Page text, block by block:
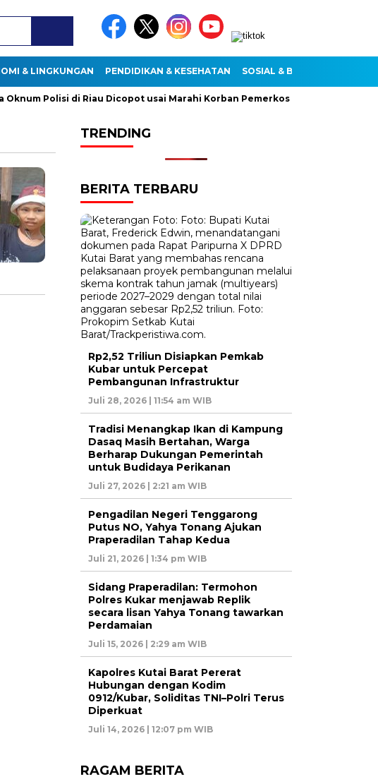
& LINGKUNGAN PENDIDIKAN & KESEHATAN SOSIAL & BUDAYA
Polisi di Riau Dicopot usai Marahi Korban Pemerkosaan
TRENDING
BERITA TERBARU
Rp2,52 Triliun Disiapkan Pemkab
Kubar untuk Percepat
Pembangunan Infrastruktur
Juli 28, 2026 | 11:54 am WIB
Tradisi Menangkap Ikan di Kampung
Dasaq Masih Bertahan, Warga
Berharap Dukungan Pemerintah
untuk Budidaya Perikanan
Juli 27, 2026 | 2:21 am WIB
Pengadilan Negeri Tenggarong
Putus NO, Yahya Tonang Ajukan
Praperadilan Tahap Kedua
Juli 21, 2026 | 1:34 pm WIB
Sidang Praperadilan: Termohon
Polres Kukar menjawab Replik
secara lisan Yahya Tonang tawarkan
Perdamaian
Juli 15, 2026 | 2:29 am WIB
Kapolres Kutai Barat Pererat
Hubungan dengan Kodim
0912/Kubar, Soliditas TNI–Polri Terus
Diperkuat
Juli 14, 2026 | 12:07 pm WIB
RAGAM BERITA